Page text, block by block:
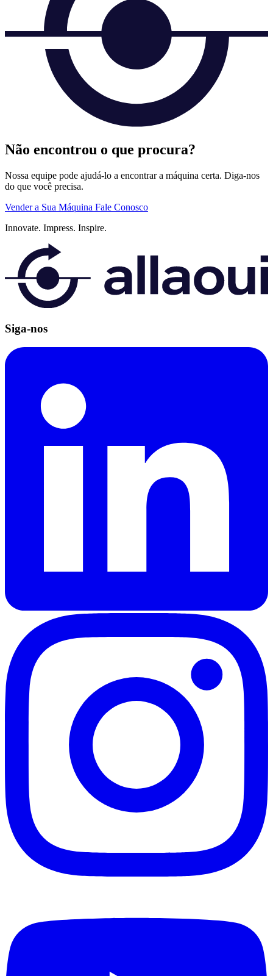
Não encontrou o que procura?
Nossa equipe pode ajudá-lo a encontrar a máquina certa. Diga-nos
do que você precisa.
Vender a Sua Máquina Fale Conosco
Innovate. Impress. Inspire.
Siga-nos